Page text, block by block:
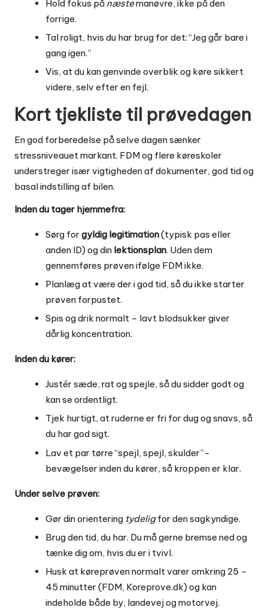
Hold fokus på næstemanøvre, ikke på den
forrige.
Tal roligt, hvis du har brug for det: “Jeg går bare i
gang igen.”
Vis, at du kan genvinde overblik og køre sikkert
videre, selv efter en fejl.
Kort tjekliste til prøvedagen
En god forberedelse på selve dagen sænker
stressniveauet markant. FDM og flere køreskoler
understreger især vigtigheden af dokumenter, god tid og
basal indstilling af bilen.
Inden du tager hjemmefra:
Sørg for gyldig legitimation(typisk pas eller
anden ID) og din lektionsplan. Uden dem
gennemføres prøven ifølge FDM ikke.
Planlæg at være der i god tid, så du ikke starter
prøven forpustet.
Spis og drik normalt – lavt blodsukker giver
dårlig koncentration.
Inden du kører:
Justér sæde, rat og spejle, så du sidder godt og
kan se ordentligt.
Tjek hurtigt, at ruderne er fri for dug og snavs, så
du har god sigt.
Lav et par tørre “spejl, spejl, skulder”-
bevægelser inden du kører, så kroppen er klar.
Under selve prøven:
Gør din orientering tydeligfor den sagkyndige.
Brug den tid, du har. Du må gerne bremse ned og
tænke dig om, hvis du er i tvivl.
Husk at køreprøven normalt varer omkring 25 –
45 minutter (FDM, Koreprove.dk) og kan
indeholde både by, landevej og motorvej.